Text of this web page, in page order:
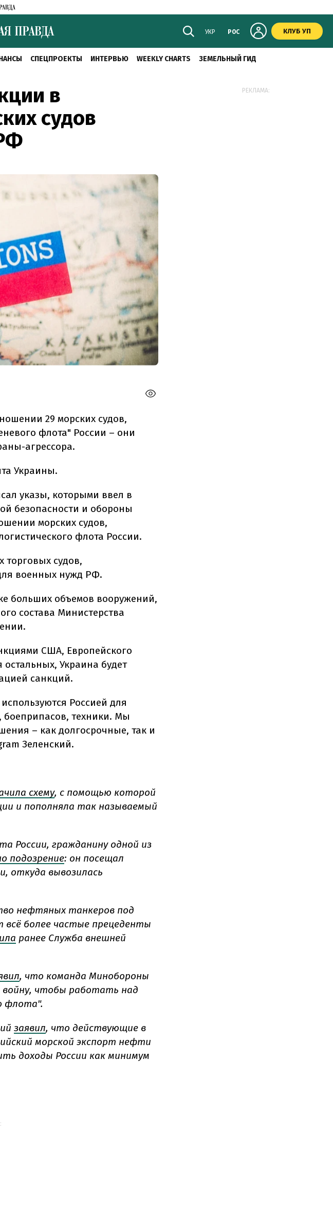
УКР РОС КЛУБ УП
СПЕЦПРОЕКТЫ ИНТЕРВЬЮ WEEKLY CHARTS ЗЕМЕЛЬНЫЙ ГИД
в
судов
29 морских судов,
флота" России – они
агрессора.
Украины.
указы, которыми ввел в
безопасности и обороны
морских судов,
флота России.
торговых судов,
военных нужд РФ.
больших объемов вооружений,
состава Министерства
США, Европейского
Украина будет
санкций.
Россией для
боеприпасов, техники. Мы
– как долгосрочные, так и
Зеленский.
схему, с помощью которой
и пополняла так называемый
России, гражданину одной из
подозрение: он посещал
откуда вывозилась
нефтяных танкеров под
более частые прецеденты
ранее Служба внешней
, что команда Минобороны
войну, чтобы работать над
флота".
заявил, что действующие в
морской экспорт нефти
доходы России как минимум
РЕКЛАМА: